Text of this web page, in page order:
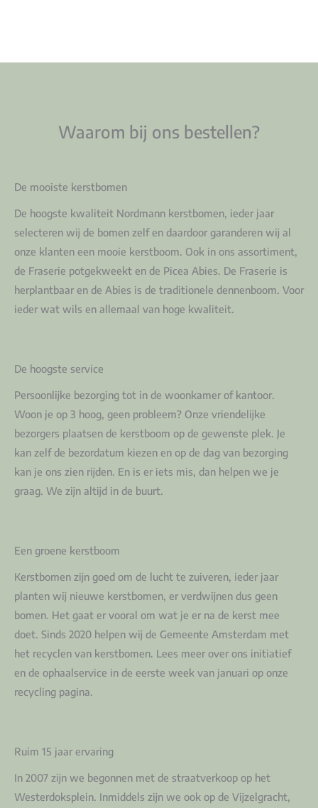
Waarom bij ons bestellen?
De mooiste kerstbomen
De hoogste kwaliteit Nordmann kerstbomen, ieder jaar
selecteren wij de bomen zelf en daardoor garanderen wij al
onze klanten een mooie kerstboom. Ook in ons assortiment,
de Fraserie potgekweekt en de Picea Abies. De Fraserie is
herplantbaar en de Abies is de traditionele dennenboom. Voor
ieder wat wils en allemaal van hoge kwaliteit.
De hoogste service
Persoonlijke bezorging tot in de woonkamer of kantoor.
Woon je op 3 hoog, geen probleem? Onze vriendelijke
bezorgers plaatsen de kerstboom op de gewenste plek. Je
kan zelf de bezordatum kiezen en op de dag van bezorging
kan je ons zien rijden. En is er iets mis, dan helpen we je
graag. We zijn altijd in de buurt.
Een groene kerstboom
Kerstbomen zijn goed om de lucht te zuiveren, ieder jaar
planten wij nieuwe kerstbomen, er verdwijnen dus geen
bomen. Het gaat er vooral om wat je er na de kerst mee
doet. Sinds 2020 helpen wij de Gemeente Amsterdam met
het recyclen van kerstbomen. Lees meer over ons initiatief
en de ophaalservice in de eerste week van januari op onze
recycling pagina.
Ruim 15 jaar ervaring
In 2007 zijn we begonnen met de straatverkoop op het
Westerdoksplein. Inmiddels zijn we ook op de Vijzelgracht,